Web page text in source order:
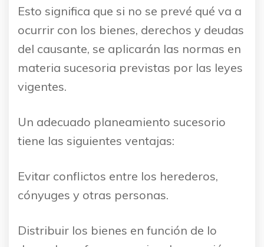
Esto significa que si no se prevé qué va a
ocurrir con los bienes, derechos y deudas
del causante, se aplicarán las normas en
materia sucesoria previstas por las leyes
vigentes.
Un adecuado planeamiento sucesorio
tiene las siguientes ventajas:
Evitar conflictos entre los herederos,
cónyuges y otras personas.
Distribuir los bienes en función de lo